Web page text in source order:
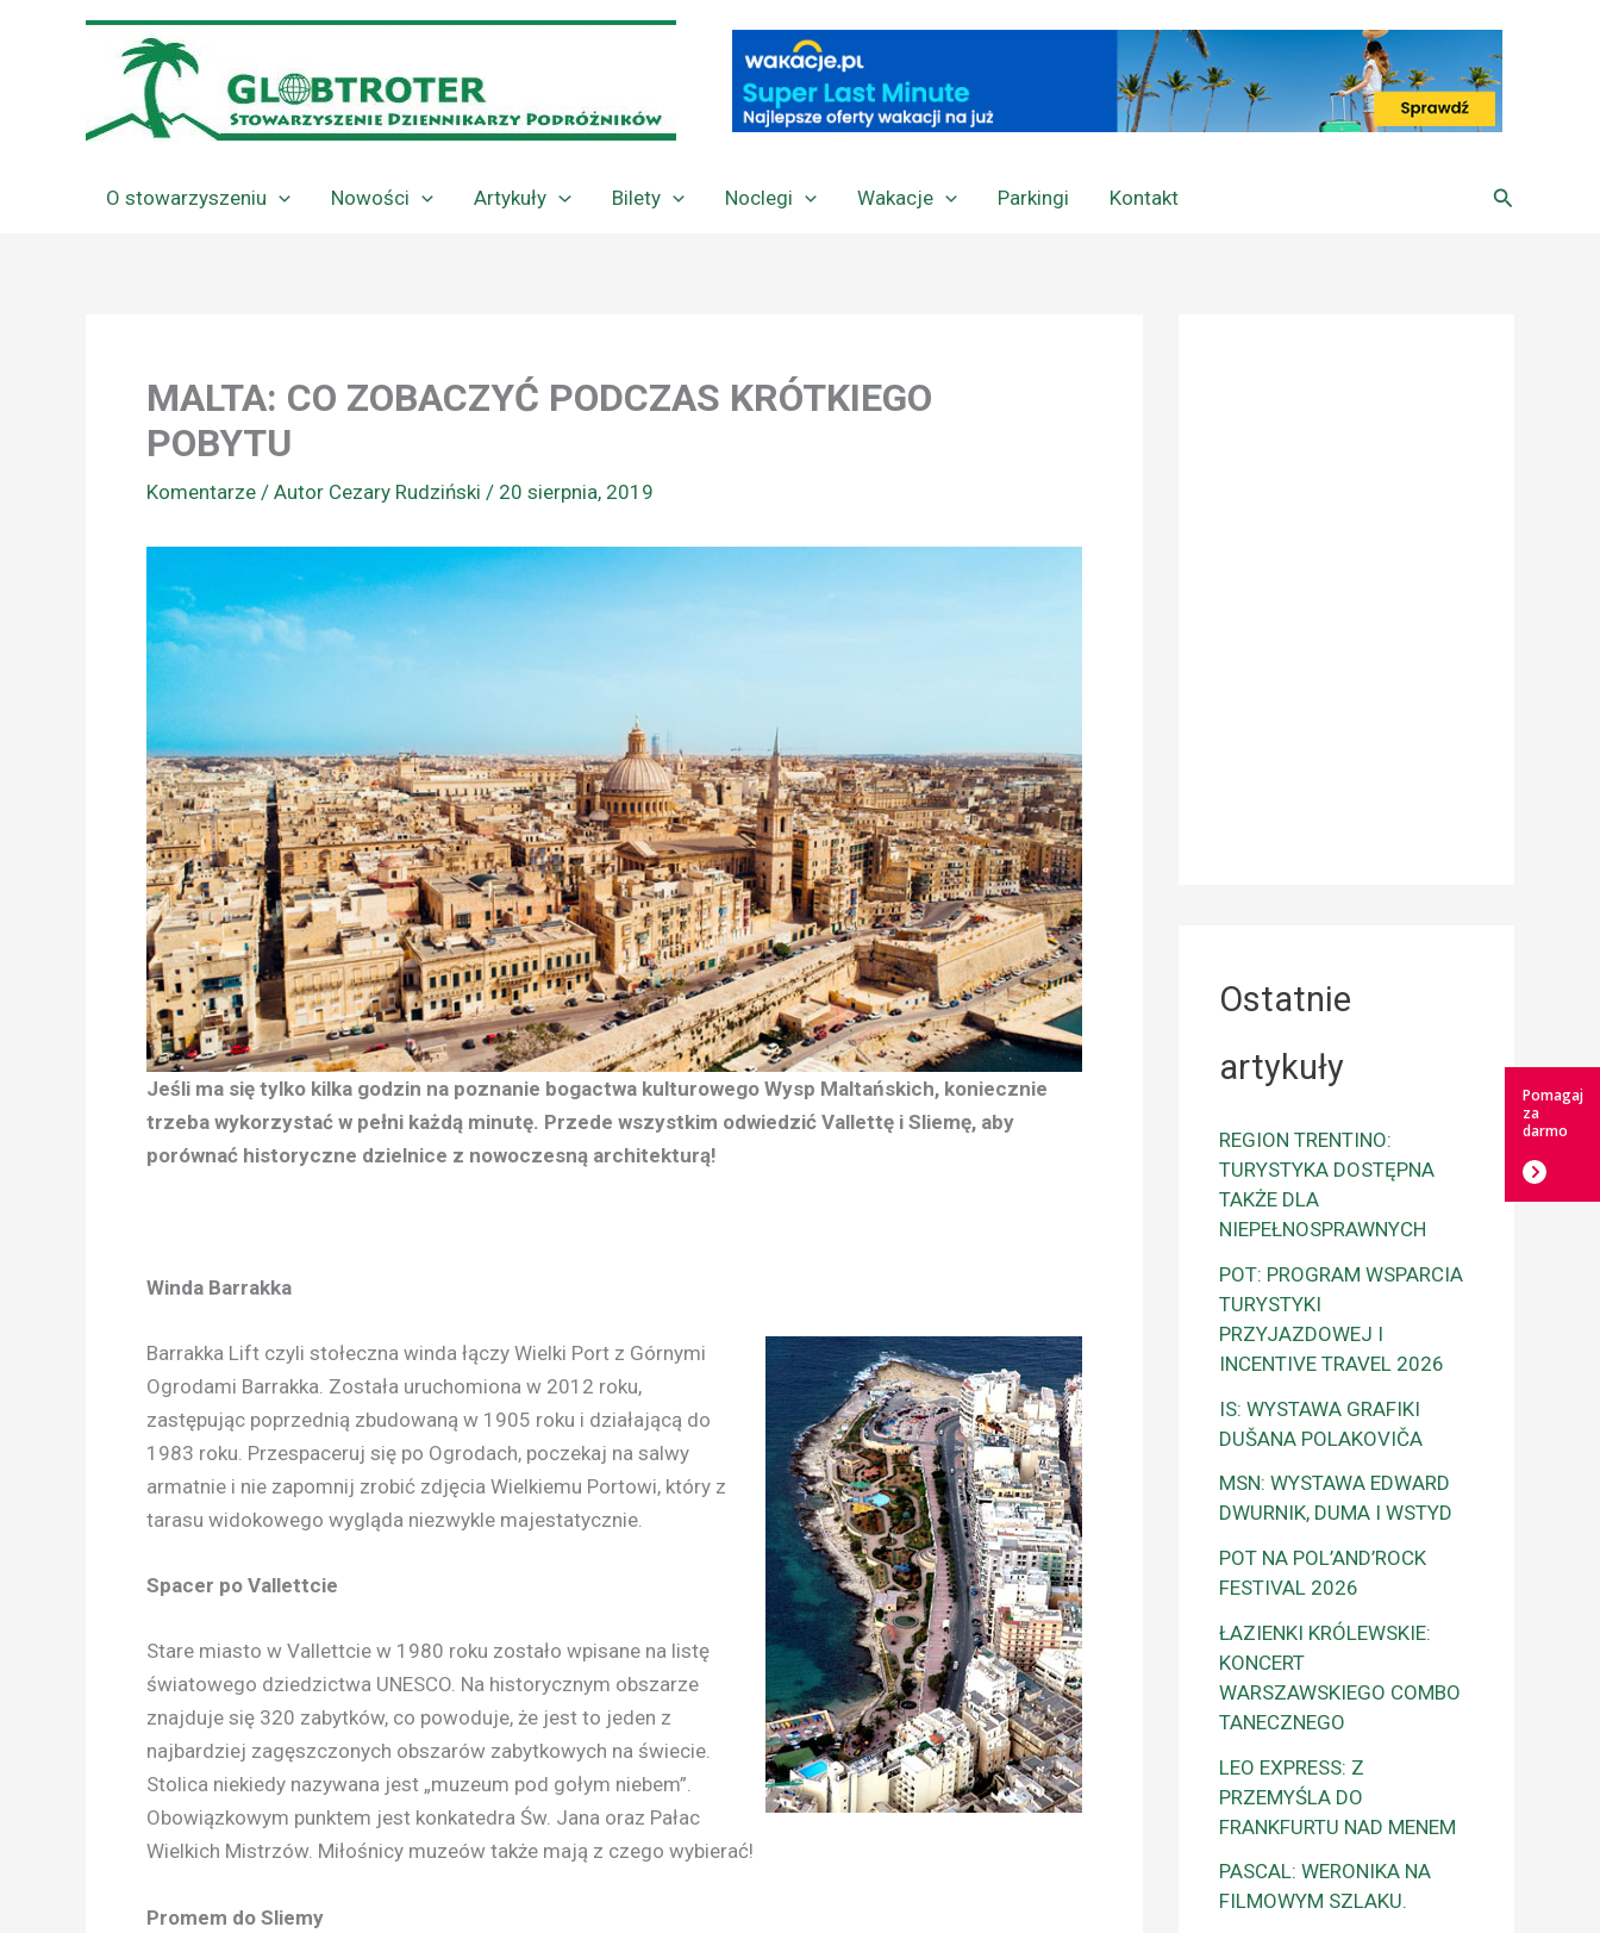
O stowarzyszeniu Nowości Artykuły Bilety Noclegi Wakacje Parkingi Kontakt Szukaj
MALTA: CO ZOBACZYĆ PODCZAS KRÓTKIEGO
POBYTU
Komentarze / Autor Cezary Rudziński / 20 sierpnia, 2019
Jeśli ma się tylko kilka godzin na poznanie bogactwa kulturowego Wysp Maltańskich, koniecznie
trzeba wykorzystać w pełni każdą minutę. Przede wszystkim odwiedzić Vallettę i Sliemę, aby
porównać historyczne dzielnice z nowoczesną architekturą!
Winda Barrakka
Barrakka Lift czyli stołeczna winda łączy Wielki Port z Górnymi
Ogrodami Barrakka. Została uruchomiona w 2012 roku,
zastępując poprzednią zbudowaną w 1905 roku i działającą do
1983 roku. Przespaceruj się po Ogrodach, poczekaj na salwy
armatnie i nie zapomnij zrobić zdjęcia Wielkiemu Portowi, który z
tarasu widokowego wygląda niezwykle majestatycznie.
Spacer po Vallettcie
Stare miasto w Vallettcie w 1980 roku zostało wpisane na listę
światowego dziedzictwa UNESCO. Na historycznym obszarze
znajduje się 320 zabytków, co powoduje, że jest to jeden z
najbardziej zagęszczonych obszarów zabytkowych na świecie.
Stolica niekiedy nazywana jest „muzeum pod gołym niebem”.
Obowiązkowym punktem jest konkatedra Św. Jana oraz Pałac
Wielkich Mistrzów. Miłośnicy muzeów także mają z czego wybierać!
Promem do Sliemy
Ostatnie
artykuły
REGION TRENTINO:
TURYSTYKA DOSTĘPNA
TAKŻE DLA
NIEPEŁNOSPRAWNYCH
POT: PROGRAM WSPARCIA
TURYSTYKI
PRZYJAZDOWEJ I
INCENTIVE TRAVEL 2026
IS: WYSTAWA GRAFIKI
DUŠANA POLAKOVIČA
MSN: WYSTAWA EDWARD
DWURNIK, DUMA I WSTYD
POT NA POL’AND’ROCK
FESTIVAL 2026
ŁAZIENKI KRÓLEWSKIE:
KONCERT
WARSZAWSKIEGO COMBO
TANECZNEGO
LEO EXPRESS: Z
PRZEMYŚLA DO
FRANKFURTU NAD MENEM
PASCAL: WERONIKA NA
FILMOWYM SZLAKU.
Pomagaj
za
darmo